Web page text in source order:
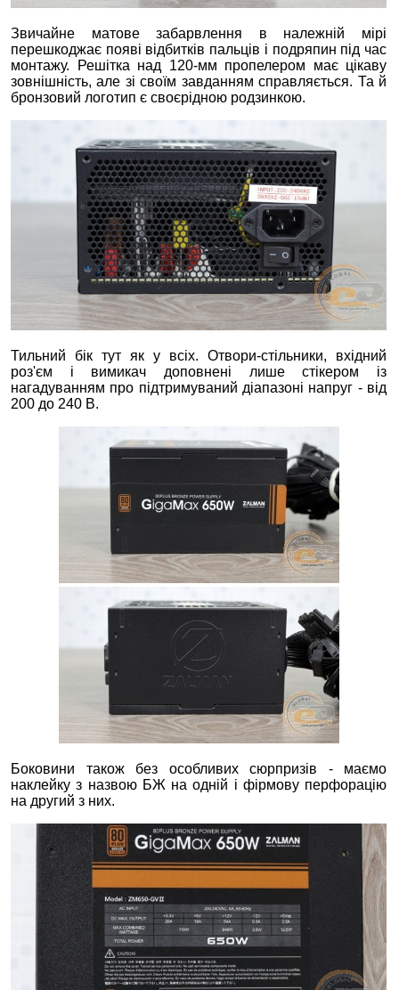
Звичайне матове забарвлення в належній мірі
перешкоджає появі відбитків пальців і подряпин під час
монтажу. Решітка над 120-мм пропелером має цікаву
зовнішність, але зі своїм завданням справляється. Та й
бронзовий логотип є своєрідною родзинкою.
Тильний бік тут як у всіх. Отвори-стільники, вхідний
роз'єм і вимикач доповнені лише стікером із
нагадуванням про підтримуваний діапазоні напруг - від
200 до 240 В.
Боковини також без особливих сюрпризів - маємо
наклейку з назвою БЖ на одній і фірмову перфорацію
на другий з них.